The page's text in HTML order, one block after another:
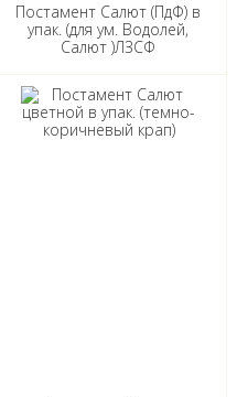
Постамент Салют (ПдФ) в
упак. (для ум. Водолей,
Салют )ЛЗСФ